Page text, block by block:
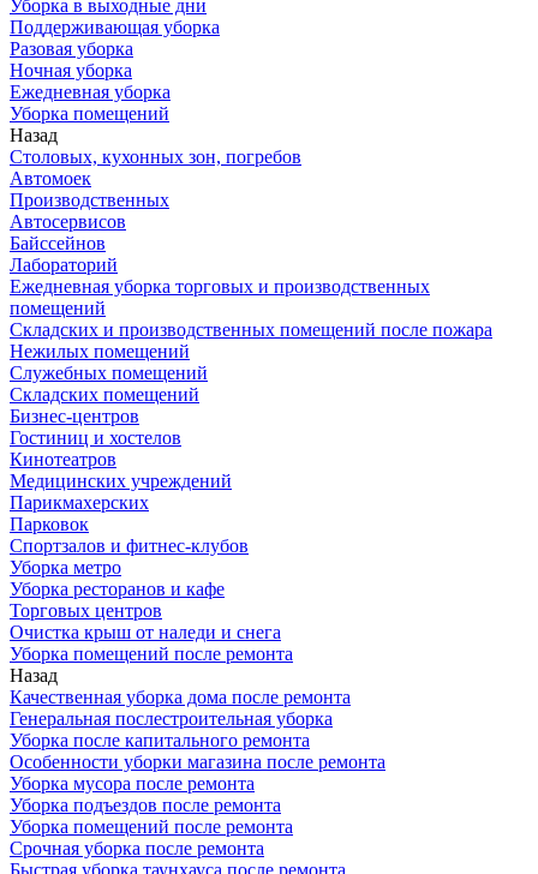
Уборка в выходные дни
Поддерживающая уборка
Разовая уборка
Ночная уборка
Ежедневная уборка
Уборка помещений
Назад
Столовых, кухонных зон, погребов
Автомоек
Производственных
Автосервисов
Байссейнов
Лабораторий
Ежедневная уборка торговых и производственных
помещений
Складских и производственных помещений после пожара
Нежилых помещений
Служебных помещений
Складских помещений
Бизнес-центров
Гостиниц и хостелов
Кинотеатров
Медицинских учреждений
Парикмахерских
Парковок
Спортзалов и фитнес-клубов
Уборка метро
Уборка ресторанов и кафе
Торговых центров
Очистка крыш от наледи и снега
Уборка помещений после ремонта
Назад
Качественная уборка дома после ремонта
Генеральная послестроительная уборка
Уборка после капитального ремонта
Особенности уборки магазина после ремонта
Уборка мусора после ремонта
Уборка подъездов после ремонта
Уборка помещений после ремонта
Срочная уборка после ремонта
Быстрая уборка таунхауса после ремонта